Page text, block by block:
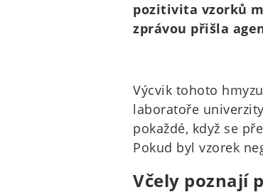
pozitivita vzorků
zprávou přišla
Výcvik tohoto
laboratoře
pokaždé, když se
Pokud byl vzorek
Včely poznají